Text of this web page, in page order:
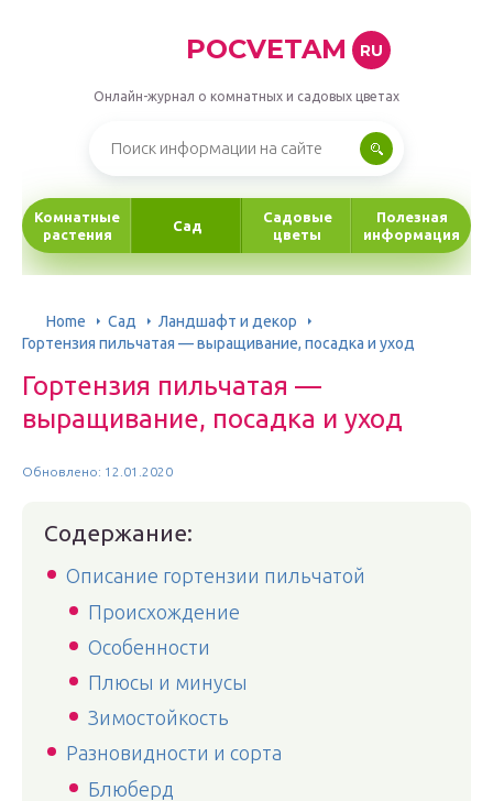
POCVETAM RU
Онлайн-журнал о комнатных и садовых цветах
Комнатные
растения
Сад
Садовые
цветы
Полезная
информация
Home Сад
Ландшафт и декор
Гортензия пильчатая — выращивание, посадка и уход
Гортензия пильчатая —
выращивание, посадка и уход
Обновлено: 12.01.2020
Содержание:
Описание гортензии пильчатой
Происхождение
Особенности
Плюсы и минусы
Зимостойкость
Разновидности и сорта
Блюберд